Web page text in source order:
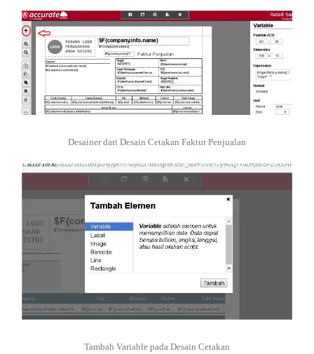
Desainer dari Desain Cetakan Faktur Penjualan
Tambah Variable pada Desain Cetakan